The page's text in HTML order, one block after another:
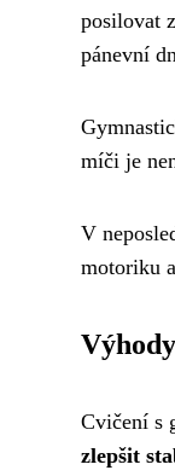
posilovat
pánevní
míči je
V
motoriku
Cvičení s
zlepšit